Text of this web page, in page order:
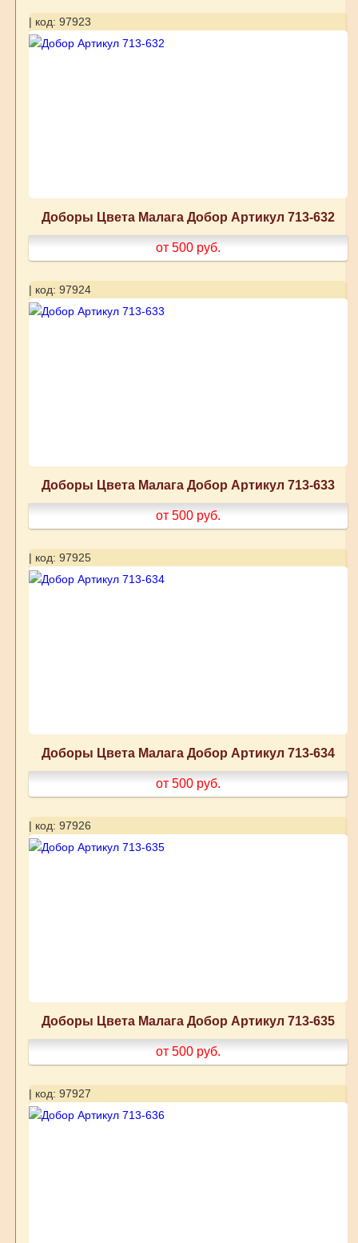
| код: 97923
Доборы Цвета Малага Добор Артикул 713-632
от 500 руб.
| код: 97924
Доборы Цвета Малага Добор Артикул 713-633
от 500 руб.
| код: 97925
Доборы Цвета Малага Добор Артикул 713-634
от 500 руб.
| код: 97926
Доборы Цвета Малага Добор Артикул 713-635
от 500 руб.
| код: 97927